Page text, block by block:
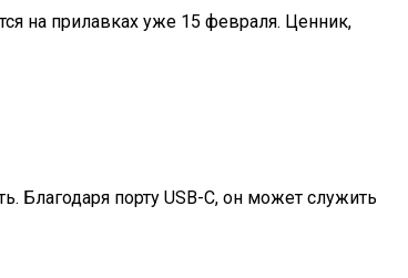
на прилавках уже 15 февраля. Ценник,
Благодаря порту USB-C, он может служить